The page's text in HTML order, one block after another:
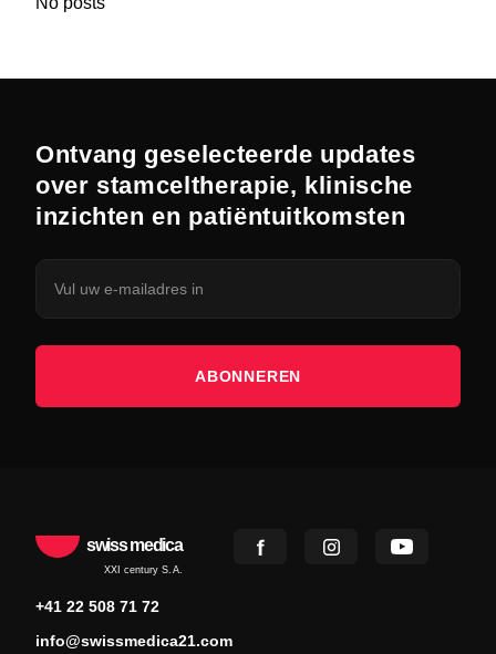
Ontvang geselecteerde updates
over stamceltherapie, klinische
inzichten en patiëntuitkomsten
ABONNEREN
swiss medica
XXI century S.A.
+41 22 508 71 72
info@swissmedica21.com